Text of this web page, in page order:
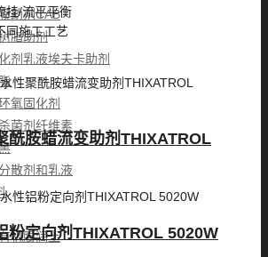
助剂CAB
脂助剂
剂乳液埃夫卡助剂
氧固化剂
菌剂纤维素
散剂和乳液
机膨润土
挂/流平平衡
同施工工艺
酰胺蜡流变助剂THIXATROL
粉定向剂THIXATROL 5020W